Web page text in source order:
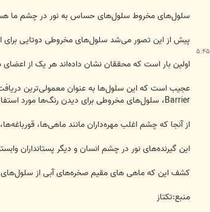
شنبه ۲۹ خرداد ۱۳۸۹, ۵:۴۵
سلول‌های مخروط سلول‌های حساس به نور در چشم ما هستند که توانایی دیدن
پیش از این تصور می‌شد سلول‌های مخروطی دوتایی برای
اولین بار است که محققان نشان داده‌اند هر یک از
Barrier، سلول‌های مخروطی برای دیدن رنگ‌ها مورد استفاده قرار می‌گیرند.
از آنجا که چشم اغلب مهره‌داران مانند ماهی‌ها،
این گیرنده‌های نور در چشم انسان و دیگر پستانداران
کشف این که ماهی ‌های مقیم صخره‌های آبی از سلول‌های
منبع:تکتاز